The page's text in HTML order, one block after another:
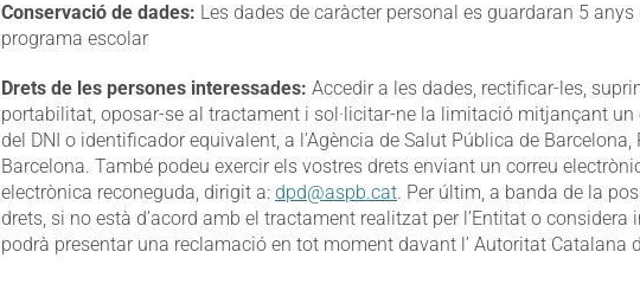
Conservació de dades: Les dades de caràcter personal es guardaran 5
programa escolar
Drets de les persones interessades: Accedir a les dades, rectificar-les,
portabilitat, oposar-se al tractament i sol·licitar-ne la limitació mitjançant
del DNI o identificador equivalent, a l’Agència de Salut Pública de
Barcelona. També podeu exercir els vostres drets enviant un correu
electrònica reconeguda, dirigit a: dpd@aspb.cat. Per últim, a banda de la
drets, si no està d’acord amb el tractament realitzat per l’Entitat o considera
podrà presentar una reclamació en tot moment davant l’ Autoritat Catalana